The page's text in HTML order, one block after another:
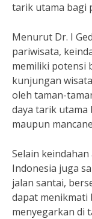
tarik utama bagi
Menurut Dr. I
pariwisata,
memiliki potensi
kunjungan
oleh taman-
daya tarik utama
maupun
Selain
Indonesia juga
jalan santai,
dapat menikmati
menyegarkan di